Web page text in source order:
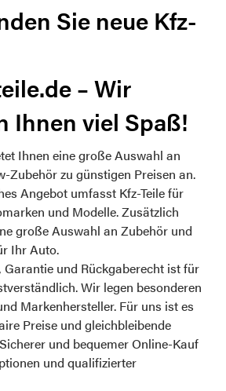
Sie neue Kfz-
– Wir
Ihnen viel Spaß!
Ihnen eine große Auswahl an
Zubehör zu günstigen Preisen an.
Angebot umfasst Kfz-Teile für
und Modelle. Zusätzlich
große Auswahl an Zubehör und
Ihr Auto.
, Garantie und Rückgaberecht ist für
Wir legen besonderen
Markenhersteller. Für uns ist es
Preise und gleichbleibende
und bequemer Online-Kauf
und qualifizierter